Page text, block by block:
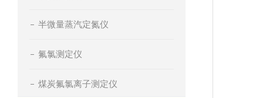
半微量蒸汽定氮仪
氟氯测定仪
煤炭氟氯离子测定仪